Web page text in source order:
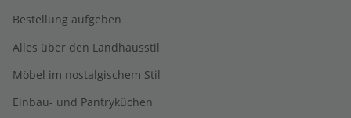
Bestellung aufgeben
Alles über den Landhausstil
Möbel im nostalgischem Stil
Einbau- und Pantryküchen